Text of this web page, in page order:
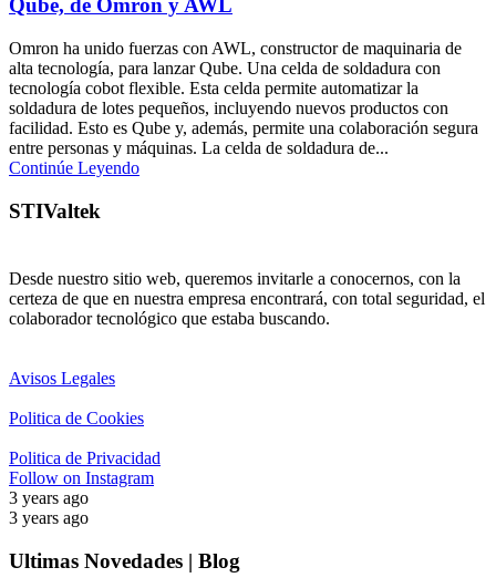
Qube, de Omron y AWL
Omron ha unido fuerzas con AWL, constructor de maquinaria de
alta tecnología, para lanzar Qube. Una celda de soldadura con
tecnología cobot flexible. Esta celda permite automatizar la
soldadura de lotes pequeños, incluyendo nuevos productos con
facilidad. Esto es Qube y, además, permite una colaboración segura
entre personas y máquinas. La celda de soldadura de...
Continúe Leyendo
STIValtek
Desde nuestro sitio web, queremos invitarle a conocernos, con la
certeza de que en nuestra empresa encontrará, con total seguridad, el
colaborador tecnológico que estaba buscando.
Avisos Legales
Politica de Cookies
Politica de Privacidad
Follow on Instagram
3 years ago
3 years ago
Ultimas Novedades | Blog